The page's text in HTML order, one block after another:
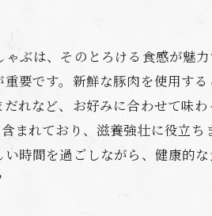
ぶは、そのとろける食感が魅
要です。新鮮な豚肉を使用す
れなど、お好みに合わせて味
れており、滋養強壮に役立
時間を過ごしながら、健康的